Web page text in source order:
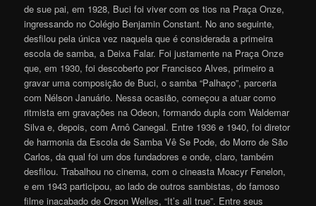
de sue pai, em 1928, Buci foi viver com os tios na Praça Onze,
ingressando no Colégio Benjamin Constant. No ano seguinte,
desfilou pela única vez naquela que é considerada a primeira
escola de samba, a Deixa Falar. Foi justamente na Praça Onze
que, em 1930, foi descoberto por Francisco Alves, primeiro a
gravar uma composição de Buci, o samba “Palhaço”, parceria
com Nélson Januário. Nessa ocasião, começou a atuar como
ritmista em gravações na Odeon, formando dupla com Waldemar
Silva e, depois, com Arnô Canegal. Entre 1936 e 1940, foi diretor
de harmonia da Escola de Samba Vê Se Pode, do Morro de São
Carlos, da qual foi um dos fundadores e onde, claro, também
desfilou. Trabalhou no cinema, com o cineasta Moacyr Fenelon,
e em 1943 participou, ao lado de outros sambistas, do famoso
filme inacabado de Orson Welles, “It’s all true”. Entre seus